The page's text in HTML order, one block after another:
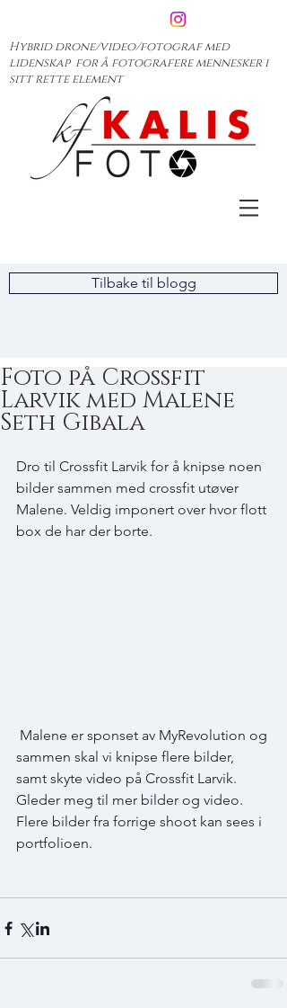
Hybrid drone/video/fotograf med
lidenskap for å fotografere mennesker i
sitt rette element
Tilbake til blogg
Foto på Crossfit
Larvik med Malene
Seth Gibala
Dro til Crossfit Larvik for å knipse noen
bilder sammen med crossfit utøver
Malene. Veldig imponert over hvor flott
box de har der borte.
sammen skal vi knipse flere bilder,
samt skyte video på Crossfit Larvik.
Gleder meg til mer bilder og video.
Flere bilder fra forrige shoot kan sees i
portfolioen.